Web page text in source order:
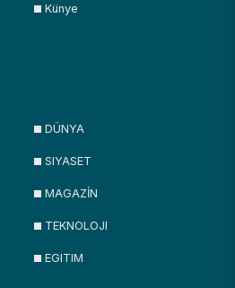
Künye
DÜNYA
SIYASET
MAGAZİN
TEKNOLOJI
EGITIM